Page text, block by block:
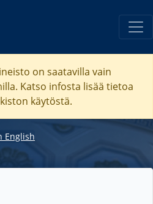
on saatavilla vain
Katso infosta lisää tietoa
käytöstä.
English